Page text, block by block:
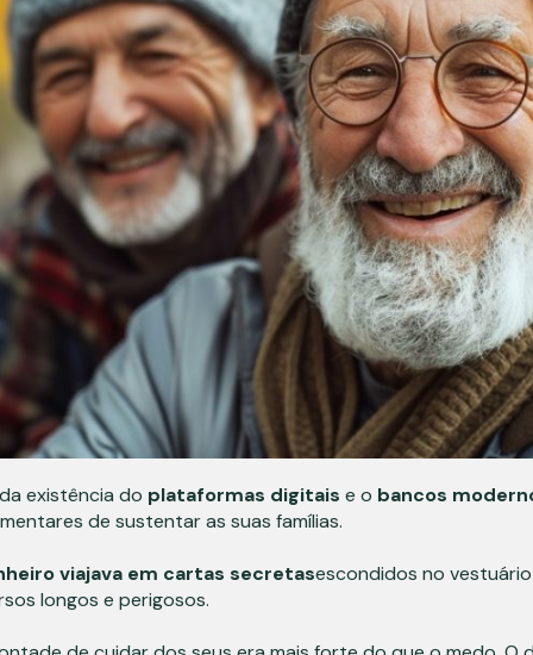
existência do plataformas digitais e o bancos
de sustentar as suas famílias.
viajava em cartas secretasescondidos no
longos e perigosos.